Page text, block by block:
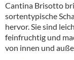
Cantina Brisotto
sortentypische
hervor. Sie sind
feinfruchtig und
von innen und